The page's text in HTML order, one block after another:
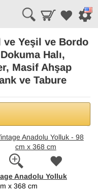
ve Yeşil ve Bordo
Halı,
Masif Ahşap
ve Tabure
Anadolu Yolluk
x 368 cm